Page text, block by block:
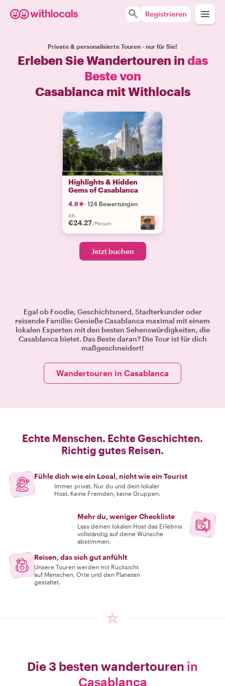
Registrieren
Private & personalisierte Touren - nur für Sie!
Erleben Sie Wandertouren in das
Beste von
Casablanca mit Withlocals
Highlights & Hidden
Gems of Casablanca
4.8 · 124 Bewertungen
Ab
€24.27 /Person +3
Jetzt buchen
Egal ob Foodie, Geschichtsnerd, Stadterkunder oder
reisende Familie: Genieße Casablanca maximal mit einem
lokalen Experten mit den besten Sehenswürdigkeiten, die
Casablanca bietet. Das Beste daran? Die Tour ist für dich
maßgeschneidert!
Wandertouren in Casablanca
Echte Menschen. Echte Geschichten.
Richtig gutes Reisen.
Fühle dich wie ein Local, nicht wie ein Tourist
Immer privat. Nur du und dein lokaler
Host. Keine Fremden, keine Gruppen.
Mehr du, weniger Checkliste
Lass deinen lokalen Host das Erlebnis
vollständig auf deine Wünsche
abstimmen.
Reisen, das sich gut anfühlt
Unsere Touren werden mit Rücksicht
auf Menschen, Orte und den Planeten
gestaltet.
Die 3 besten wandertouren in
Casablanca